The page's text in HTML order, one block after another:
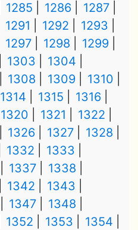
1285 1286
1287
1291 1292
1293
1297 1298
1299
1303
1304
1308 1309
1310
1314 1315
1316
1320 1321
1322
1326 1327
1328
1332
1333
1337
1338
1342
1343
1347
1348
1352 1353
1354